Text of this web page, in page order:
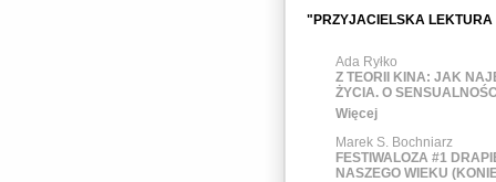
"PRZYJACIELSKA LEKTURA
Ada Ryłko
Z TEORII KINA: JAK
ŻYCIA. O
Więcej
Marek S. Bochniarz
FESTIWALOZA #1
NASZEGO WIEKU